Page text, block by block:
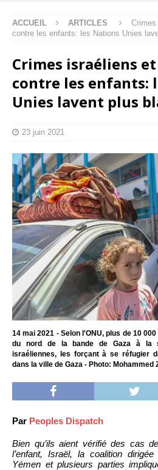
ACCUEIL ARTICLES
contre les enfants: les Nations Unies
Crimes israéliens
contre les enfants:
Unies lavent plus
23 juin 2021
14 mai 2021 - Selon l'ONU, plus de 10
du nord de la bande de Gaza à la
israéliennes, les forçant à se réfugier
dans la ville de Gaza - Photo: Mohammed
Par Peoples Dispatch
Bien qu’ils aient vérifié des cas
l’enfant, Israël, la coalition
Yémen et plusieurs parties